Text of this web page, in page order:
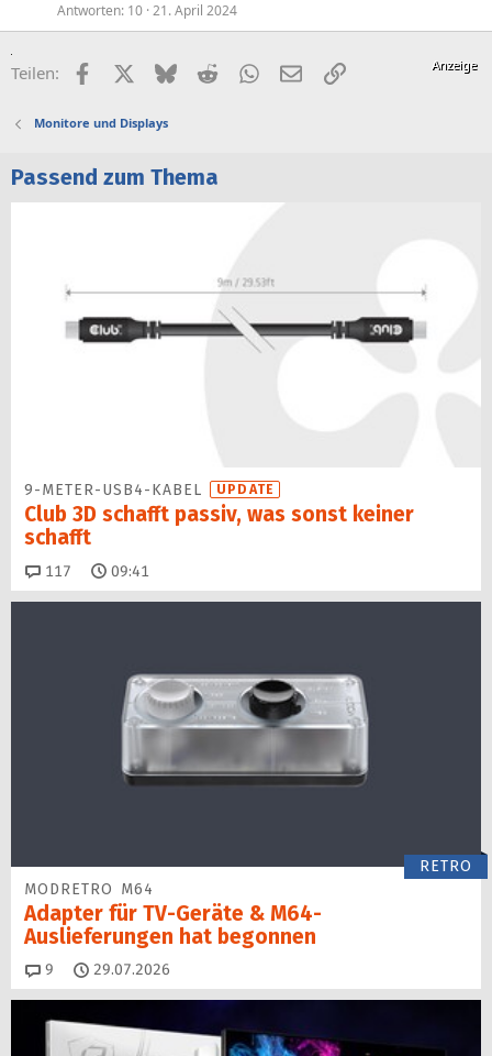
Antworten 10 21. April 2024
Teilen: FacebookX (Twitter)
BlueskyRedditWhatsApp
E-MailLink
Monitore und Displays
Passend zum Thema
9-METER-USB4-KABEL UPDATE
Club 3D schafft passiv, was sonst keiner
schafft
117 Kommentare
09:41
RETRO
MODRETRO M64
Adapter für TV-Geräte & M64-
Auslieferungen hat begon­nen
9 Kommentare
29.07.2026